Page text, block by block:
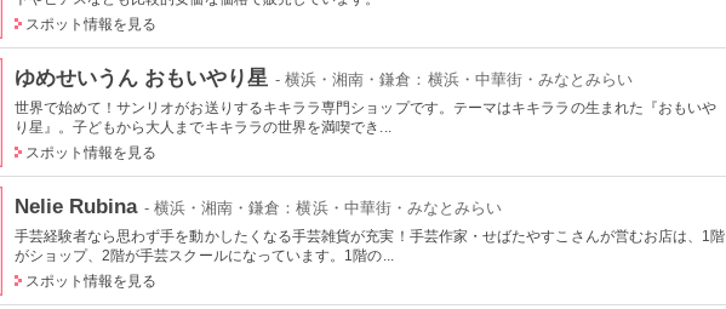
スポット情報を見る
ゆめせいうん おもいやり星 - 横浜・湘南・鎌倉：横浜・中華街・みなとみらい
世界で始めて！サンリオがお送りするキキララ専門ショップです。テーマはキキララの生まれた『おもいや
り星』。子どもから大人までキキララの世界を満喫でき...
スポット情報を見る
Nelie Rubina - 横浜・湘南・鎌倉：横浜・中華街・みなとみらい
手芸経験者なら思わず手を動かしたくなる手芸雑貨が充実！手芸作家・せばたやすこさんが営むお店は、1階
がショップ、2階が手芸スクールになっています。1階の...
スポット情報を見る